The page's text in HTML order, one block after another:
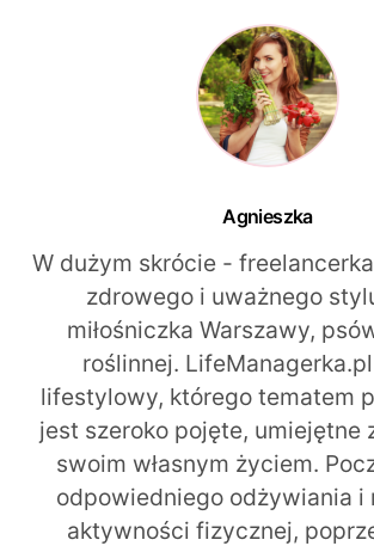
Agnieszka
W dużym skrócie -
zdrowego i uważnego
miłośniczka Warszawy,
roślinnej.
lifestylowy, którego tematem
jest szeroko pojęte, umiejętne
swoim własnym życiem.
odpowiedniego odżywiania i
aktywności fizycznej,